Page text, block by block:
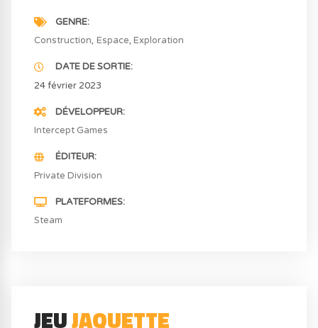
GENRE
Construction Espace Exploration
DATE DE SORTIE
24 février 2023
DÉVELOPPEUR
Intercept Games
ÉDITEUR
Private Division
PLATEFORMES
Steam
JEUJAQUETTE